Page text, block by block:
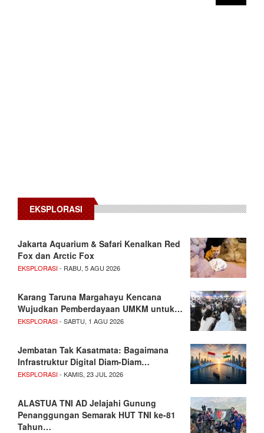
EKSPLORASI
Jakarta Aquarium & Safari Kenalkan Red
Fox dan Arctic Fox
EKSPLORASI- RABU, 5 AGU 2026
Karang Taruna Margahayu Kencana
Wujudkan Pemberdayaan UMKM untuk…
EKSPLORASI- SABTU, 1 AGU 2026
Jembatan Tak Kasatmata: Bagaimana
Infrastruktur Digital Diam-Diam…
EKSPLORASI- KAMIS, 23 JUL 2026
ALASTUA TNI AD Jelajahi Gunung
Penanggungan Semarak HUT TNI ke-81
Tahun…